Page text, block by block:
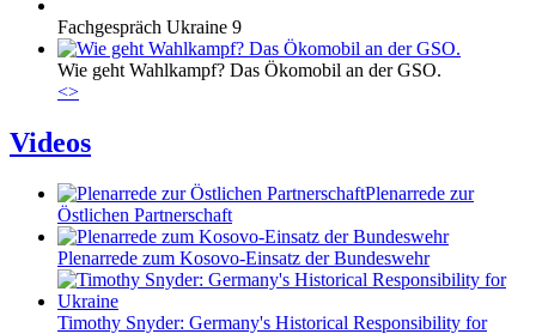
Fachgespräch Ukraine 9
Wie geht Wahlkampf? Das Ökomobil an der GSO.
<>
Videos
Plenarrede zur
Östlichen Partnerschaft
Plenarrede zum Kosovo-Einsatz der Bundeswehr
Timothy Snyder: Germany's Historical Responsibility for